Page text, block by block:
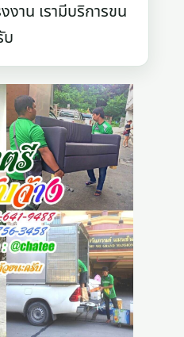
งาน เรามีบริการขน